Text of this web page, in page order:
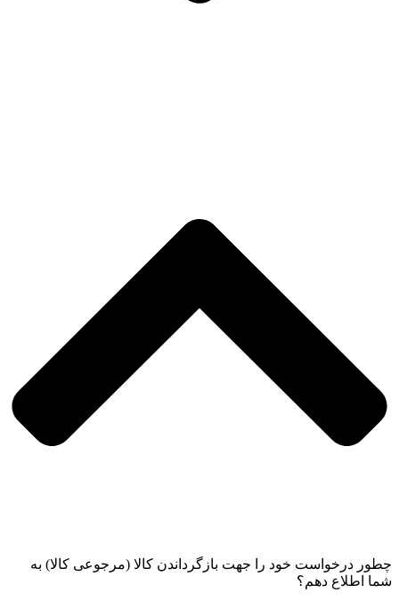
چطور درخواست خود را جهت بازگرداندن کالا (مرجوعی کالا) به
شما اطلاع دهم؟